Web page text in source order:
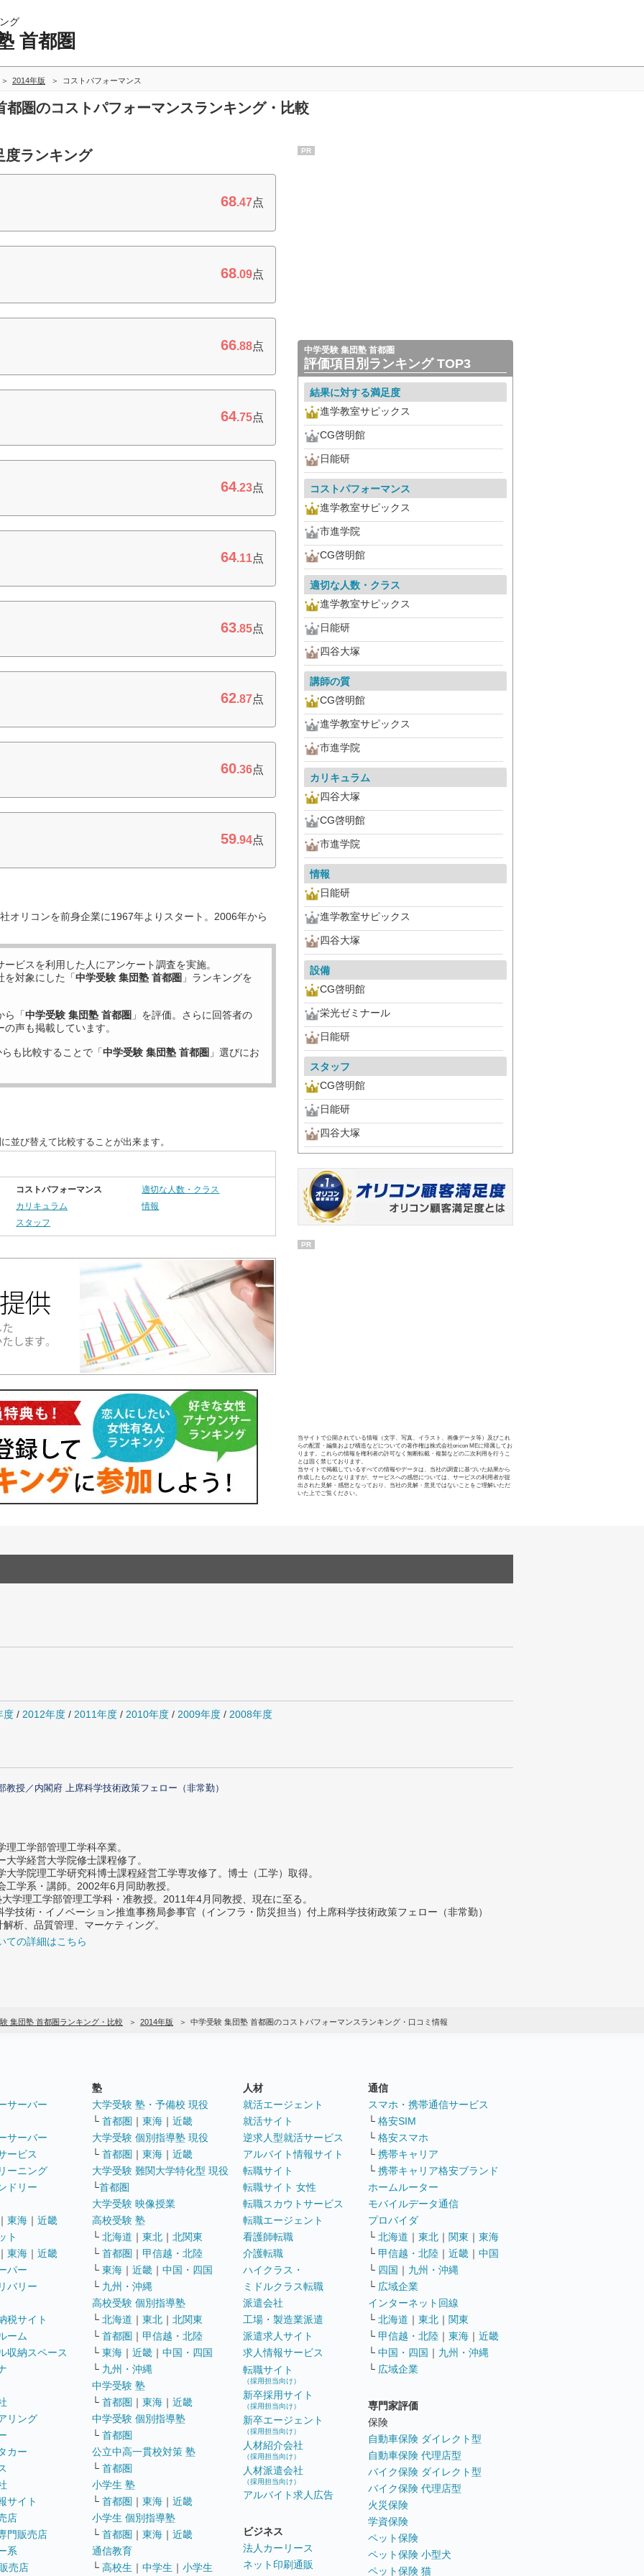
グ
首都圏
2014年版 コストパフォーマンス
圏のコストパフォーマンスランキング・比較
度ランキング
68.47点
68.09点
66.88点
64.75点
64.23点
64.11点
63.85点
62.87点
60.36点
59.94点
オリコンを前身企業に1967年よりスタート。2006年から
ービスを利用した 人にアンケート調査を実施。
を対象にした「中学受験 集団塾 首都圏 」ランキングを
ら「中学受験 集団塾 首都圏 」を評価。さらに回答者の
声も掲載しています。
も比較することで「中学受験 集団塾 首都圏 」選びにお
並び替えて比較することが出来ます。
コストパフォーマンス
適切な人数・クラス
カリキュラム
情報
スタッフ
PR
中学受験 集団塾 首都圏
評価項目別ランキング TOP3
結果に対する満足度
進学教室サピックス
CG啓明館
日能研
コストパフォーマンス
進学教室サピックス
市進学院
CG啓明館
適切な人数・クラス
進学教室サピックス
日能研
四谷大塚
講師の質
CG啓明館
進学教室サピックス
市進学院
カリキュラム
四谷大塚
CG啓明館
市進学院
情報
日能研
進学教室サピックス
四谷大塚
設備
CG啓明館
栄光ゼミナール
日能研
スタッフ
CG啓明館
日能研
四谷大塚
PR
当サイトで公開されている情報（文字、写真、イラスト、画像データ等）及びこれ
らの配置・編集および構造などについての著作権は株式会社oricon MEに帰属してお
ります。これらの情報を権利者の許可なく無断転載・複製などの二次利用を行うこ
とは固く禁じております。
当サイトで掲載しているすべての情報やデータは、当社の調査に基づいた結果から
作成したものとなりますが、サービスへの感想については、サービスの利用者が提
出された見解・感想となっており、当社の見解・意見ではないことをご理解いただ
いた上でご覧ください。
度 / 2012年度 / 2011年度 / 2010年度 / 2009年度 / 2008年度
教授／内閣府 上席科学技術政策フェロー（非常勤）
工学部管理工学科卒業。
学経営大学院修士課程修了。
大学院理工学研究科博士課程経営工学専攻修了。博士（工学）取得。
工学系・講師。2002年6月同助教授。
学理工学部管理工学科・准教授。2011年4月同教授、現在に至る。
技術・イノベーション推進事務局参事官（インフラ・防災担当）付上席科学技術政策フェロー（非常勤）
析、品質管理、マーケティング。
の詳細はこちら
集団塾 首都圏ランキング・比較 2014年版 中学受験 集団塾 首都圏のコストパフォーマンスランキング・口コミ情報
サーバー
サーバー
ービス
ーニング
ドリー
東海 ｜ 近畿
ト
東海 ｜ 近畿
パー
バリー
税サイト
ーム
収納スペース
リング
カー
サイト
店
門販売店
系
売店
塾
大学受験 塾・予備校 現役
└ 首都圏 ｜ 東海 ｜ 近畿
大学受験 個別指導塾 現役
└ 首都圏 ｜ 東海 ｜ 近畿
大学受験 難関大学特化型 現役
└首都圏
大学受験 映像授業
高校受験 塾
└ 北海道 ｜ 東北 ｜ 北関東
└ 首都圏 ｜ 甲信越・北陸
└ 東海 ｜ 近畿 ｜ 中国・四国
└ 九州・沖縄
高校受験 個別指導塾
└ 北海道 ｜ 東北 ｜ 北関東
└ 首都圏 ｜ 甲信越・北陸
└ 東海 ｜ 近畿 ｜ 中国・四国
└ 九州・沖縄
中学受験 塾
└ 首都圏 ｜ 東海 ｜ 近畿
中学受験 個別指導塾
└ 首都圏
公立中高一貫校対策 塾
└ 首都圏
小学生 塾
└ 首都圏 ｜ 東海 ｜ 近畿
小学生 個別指導塾
└ 首都圏 ｜ 東海 ｜ 近畿
通信教育
└ 高校生 ｜ 中学生 ｜ 小学生
人材
就活エージェント
就活サイト
逆求人型就活サービス
アルバイト情報サイト
転職サイト
転職サイト 女性
転職スカウトサービス
転職エージェント
看護師転職
介護転職
ハイクラス・
ミドルクラス転職
派遣会社
工場・製造業派遣
派遣求人サイト
求人情報サービス
転職サイト
（採用担当向け）
新卒採用サイト
（採用担当向け）
新卒エージェント
（採用担当向け）
人材紹介会社
（採用担当向け）
人材派遣会社
（採用担当向け）
アルバイト求人広告
ビジネス
法人カーリース
ネット印刷通販
通信
スマホ・携帯通信サービス
└ 格安SIM
└ 格安スマホ
└ 携帯キャリア
└ 携帯キャリア格安ブランド
ホームルーター
モバイルデータ通信
プロバイダ
└ 北海道 ｜ 東北 ｜ 関東 ｜ 東海
└ 甲信越・北陸 ｜ 近畿 ｜ 中国
└ 四国 ｜ 九州・沖縄
└ 広域企業
インターネット回線
└ 北海道 ｜ 東北 ｜ 関東
└ 甲信越・北陸 ｜ 東海 ｜ 近畿
└ 中国・四国 ｜ 九州・沖縄
└ 広域企業
専門家評価
保険
自動車保険 ダイレクト型
自動車保険 代理店型
バイク保険 ダイレクト型
バイク保険 代理店型
火災保険
学資保険
ペット保険
ペット保険 小型犬
ペット保険 猫